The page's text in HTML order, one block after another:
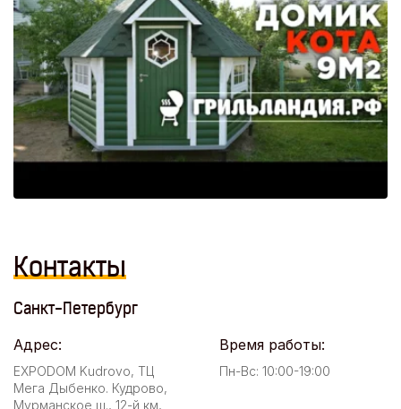
Контакты
Санкт-Петербург
Адрес:
EXPODOM Kudrovo, ТЦ
Мега Дыбенко. Кудрово,
Мурманское ш., 12-й км,
Время работы:
Пн-Вс: 10:00-19:00